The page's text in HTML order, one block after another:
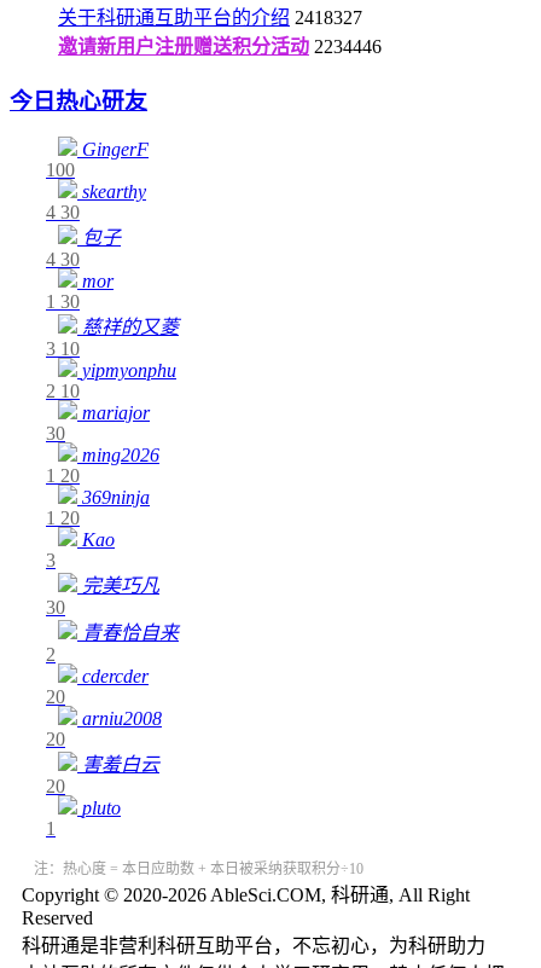
关于科研通互助平台的介绍 2418327
邀请新用户注册赠送积分活动 2234446
今日热心研友
GingerF
100
skearthy
4 30
包子
4 30
mor
1 30
慈祥的又菱
3 10
yipmyonphu
2 10
mariajor
30
ming2026
1 20
369ninja
1 20
Kao
3
完美巧凡
30
青春恰自来
2
cdercder
20
arniu2008
20
害羞白云
20
pluto
1
注：热心度 = 本日应助数 + 本日被采纳获取积分÷10
Copyright © 2020-2026 AbleSci.COM, 科研通, All Right
Reserved
科研通是非营利科研互助平台，不忘初心，为科研助力